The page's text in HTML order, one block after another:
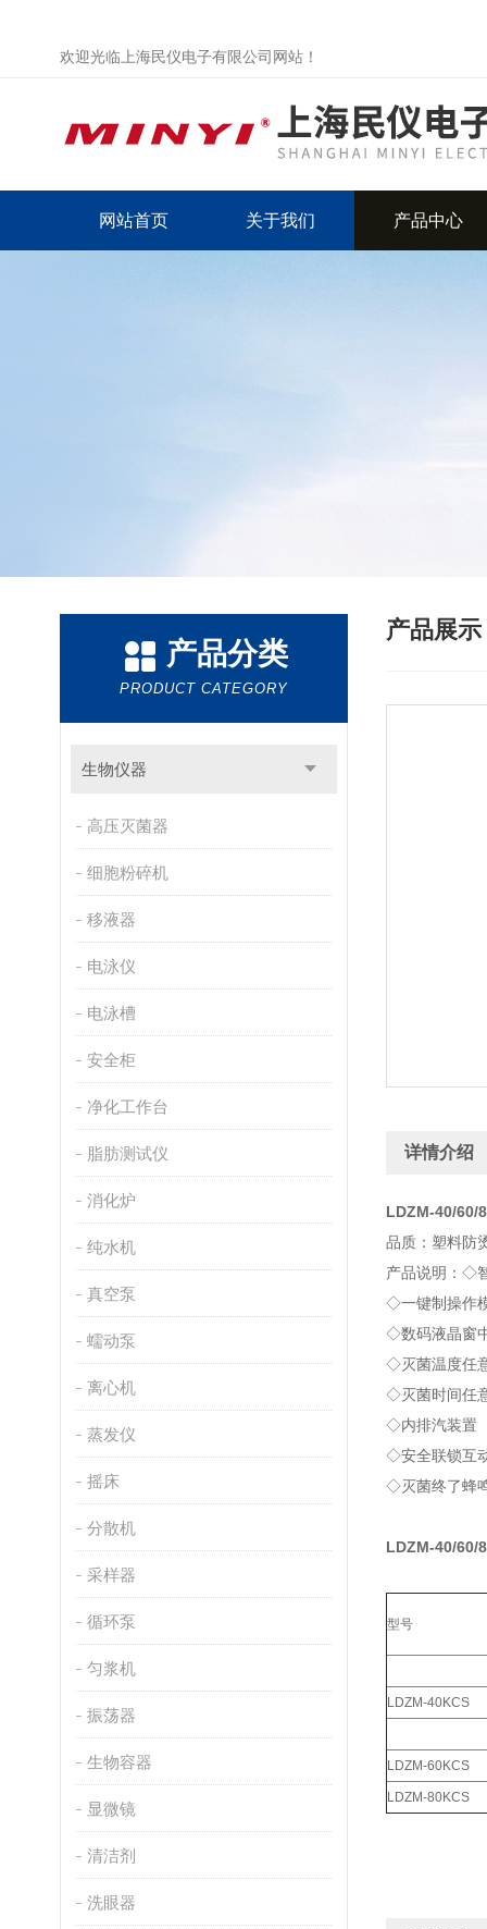
欢迎光临上海民仪电子有限公司网站！
网站首页 关于我们 产品中心
产品分类
PRODUCT CATEGORY
生物仪器
高压灭菌器
细胞粉碎机
移液器
电泳仪
电泳槽
安全柜
净化工作台
脂肪测试仪
消化炉
纯水机
真空泵
蠕动泵
离心机
蒸发仪
摇床
分散机
采样器
循环泵
匀浆机
振荡器
生物容器
显微镜
清洁剂
洗眼器
产品展示
详情介绍
LDZM-40/60/
品质：塑料防
产品说明：◇
◇一键制操作
◇数码液晶窗
◇灭菌温度任
◇灭菌时间任
◇内排汽装置
◇安全联锁互
◇灭菌终了蜂
LDZM-40/60/
型号
LDZM-40KCS
LDZM-60KCS
LDZM-80KCS